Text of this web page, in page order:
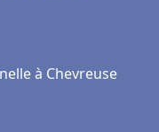
à Chevreuse